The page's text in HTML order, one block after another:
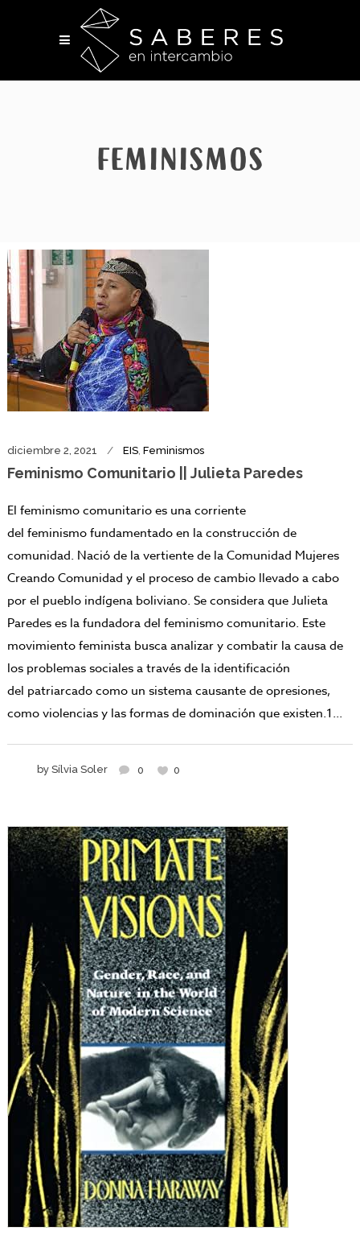
Feminismos
diciembre 2, 2021 EIS, Feminismos
Feminismo Comunitario || Julieta Paredes
El feminismo comunitario es una corriente
del feminismo fundamentado en la construcción de
comunidad. Nació de la vertiente de la Comunidad Mujeres
Creando Comunidad y el proceso de cambio llevado a cabo
por el pueblo indígena boliviano. Se considera que Julieta
Paredes es la fundadora del feminismo comunitario. Este
movimiento feminista busca analizar y combatir la causa de
los problemas sociales a través de la identificación
del patriarcado como un sistema causante de opresiones,
como violencias y las formas de dominación que existen.1​...
by Sílvia Soler 0 0